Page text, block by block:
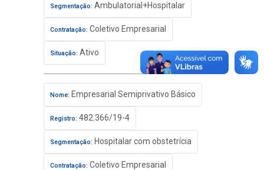
Segmentação: Ambulatorial+Hospitalar
Contratação: Coletivo Empresarial
Situação: Ativo
Nome: Empresarial Semiprivativo Básico
Registro: 482.366/19-4
Segmentação: Hospitalar com obstetrícia
Contratação: Coletivo Empresarial